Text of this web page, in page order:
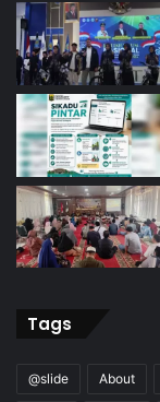
Tags
@slide About